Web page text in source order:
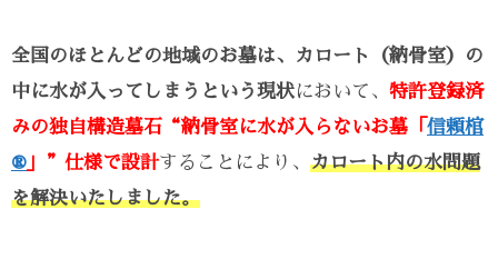
全国のほとんどの地域のお墓は、カロート（納骨室）の
中に水が入ってしまうという現状において、 特許登録済
みの独自構造墓石“納骨室に水が入らないお墓「 信頼棺
® 」”仕様で設計することにより、 カロート内の水問題
を解決いたしました。